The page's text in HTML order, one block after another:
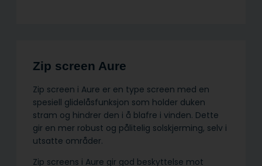
Zip screen Aure
Zip screen i Aure er en type screen med en
spesiell glidelåsfunksjon som holder duken
stram og hindrer den i å blafre i vinden. Dette
gir en mer robust og pålitelig solskjerming, selv i
utsatte områder.
Zip screens i Aure gir god beskyttelse mot